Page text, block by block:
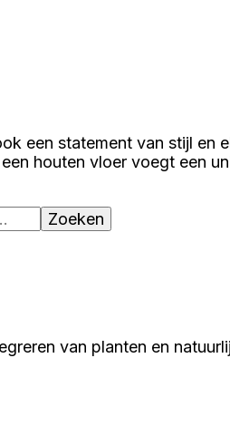
een statement van stijl
houten vloer voegt een
van planten en